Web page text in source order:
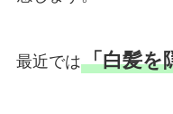
最近では「白髪を